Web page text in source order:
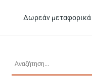
Δωρεάν